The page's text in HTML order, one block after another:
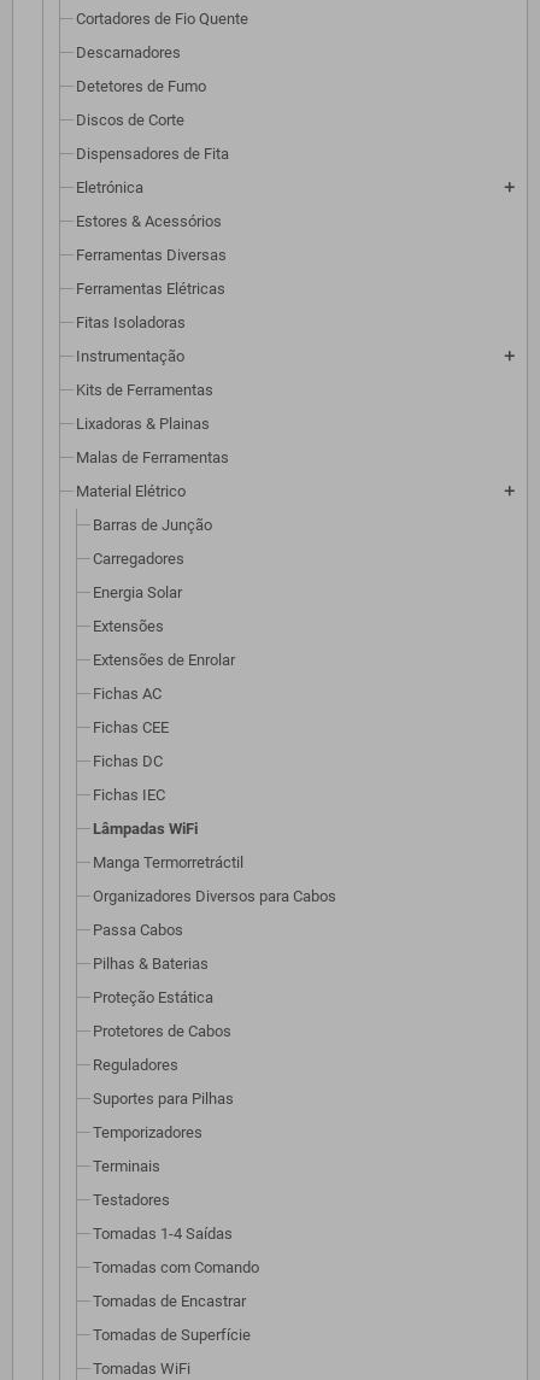
Cortadores de Fio Quente
Descarnadores
Detetores de Fumo
Discos de Corte
Dispensadores de Fita
Eletrónica
add
Estores & Acessórios
Ferramentas Diversas
Ferramentas Elétricas
Fitas Isoladoras
Instrumentação
add
Kits de Ferramentas
Lixadoras & Plainas
Malas de Ferramentas
Material Elétrico
add
Barras de Junção
Carregadores
Energia Solar
Extensões
Extensões de Enrolar
Fichas AC
Fichas CEE
Fichas DC
Fichas IEC
Lâmpadas WiFi
Manga Termorretráctil
Organizadores Diversos para Cabos
Passa Cabos
Pilhas & Baterias
Proteção Estática
Protetores de Cabos
Reguladores
Suportes para Pilhas
Temporizadores
Terminais
Testadores
Tomadas 1-4 Saídas
Tomadas com Comando
Tomadas de Encastrar
Tomadas de Superfície
Tomadas WiFi